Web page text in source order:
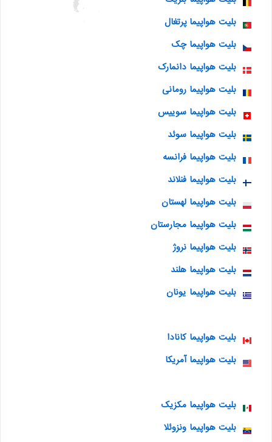
بلیت هواپیما پرتغال
بلیت هواپیما چک
بلیت هواپیما دانمارک
بلیت هواپیما رومانی
بلیت هواپیما سوییس
بلیت هواپیما سوئد
بلیت هواپیما فرانسه
بلیت هواپیما فنلاند
بلیت هواپیما لهستان
بلیت هواپیما مجارستان
بلیت هواپیما نروژ
بلیت هواپیما هلند
بلیت هواپیما یونان
بلیت هواپیما کانادا
بلیت هواپیما آمریکا
بلیت هواپیما مکزیک
بلیت هواپیما ونزوئلا